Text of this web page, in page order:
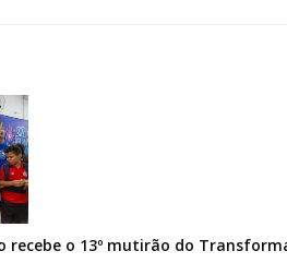
recebe o 13º mutirão do